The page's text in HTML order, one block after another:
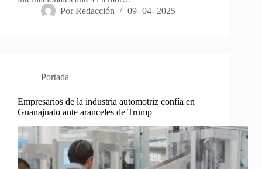
Por Redacción 09- 04- 2025
Portada
Empresarios de la industria automotriz confía en
Guanajuato ante aranceles de Trump